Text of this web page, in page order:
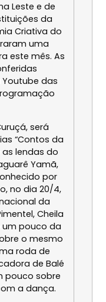
Leste e de
da
Criativa do
uma
este mês. As
das
será
“Contos da
as lendas do
Yamã,
por
no dia 20/4,
da
Cheila
um pouco da
o mesmo
roda de
de Balé
pouco sobre
a dança.